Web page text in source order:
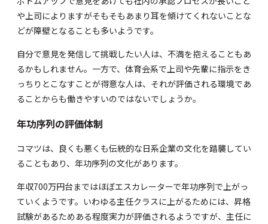
や上司によりますがそもそもあまり耳を傾けてくれないことな
どが障壁となることも多いようです。
自分で意見を発信して挑戦したい人は、不満を抱えることもあ
るかもしれません。一方で、体育会系で上司や先輩に指示をき
っちりとこなすことが得意な人は、それが評価される環境であ
ることからも働きやすいのではないでしょうか。
年功序列の評価体制
コマツは、良くも悪くも伝統的な日系企業の文化を踏襲してい
ることもあり、年功序列の文化があります。
年収700万円台まではほぼエスカレーターで年功序列で上がっ
ていくようです。いわゆる主任クラスに上がるためには、昇格
試験があるためある程度実力が評価されるようですが、主任に